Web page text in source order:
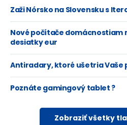
Zaži Nórsko na Slovensku s
Nové počítače domácnostiam
desiatky eur
Antiradary, ktoré ušetria Vaše
Poznáte gamingový tablet ?
Zobraziť všetky